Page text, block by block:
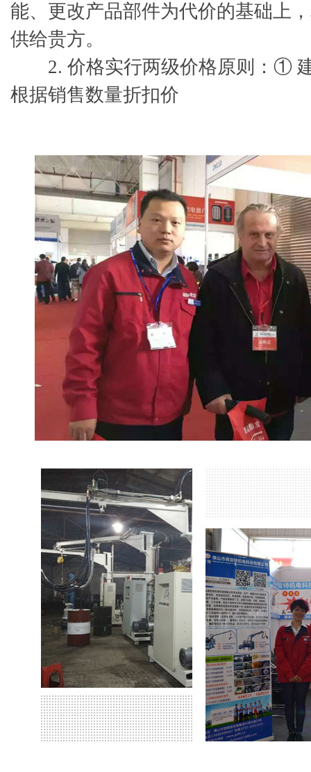
能、更改产品部件为代价的基础上
供给贵方。
2. 价格实行两级价格原则：①
根据销售数量折扣价